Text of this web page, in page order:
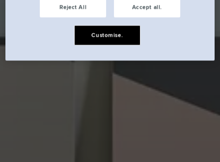
Reject All Accept all.
Customise.